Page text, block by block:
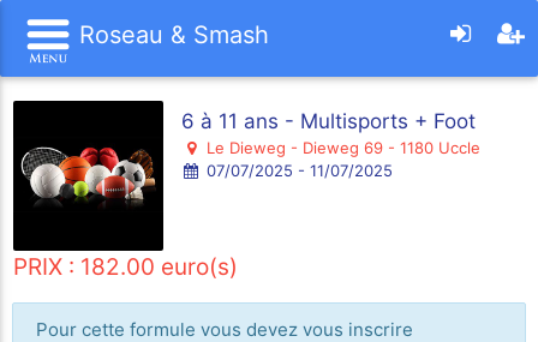
Roseau & Smash
6 à 11 ans - Multisports + Foot
Le Dieweg - Dieweg 69 - 1180 Uccle
07/07/2025 - 11/07/2025
PRIX : 182.00 euro(s)
Pour cette formule vous devez vous inscrire